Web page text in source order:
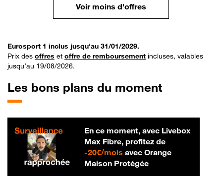
Voir moins d'offres
Eurosport 1 inclus jusqu'au 31/01/2029.
Prix des offres et offre de remboursement incluses, valables
jusqu’au 19/08/2026.
Les bons plans du moment
En ce moment, avec Livebox
Max Fibre, profitez de
-20€/mois20 € par mois
avec Orange
Maison Protégée